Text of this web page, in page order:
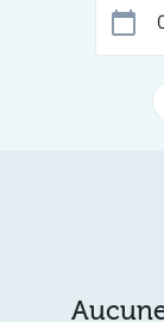
calendar_today